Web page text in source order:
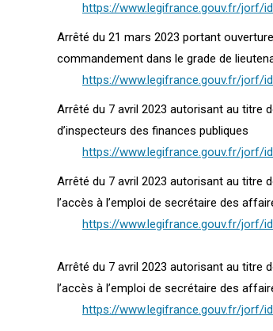
https://www.legifrance.gouv.fr/jorf/
Arrêté du 21 mars 2023 portant
commandement dans le grade de
https://www.legifrance.gouv.fr/jorf/
Arrêté du 7 avril 2023 autorisant au titre
d’inspecteurs des finances publiques
https://www.legifrance.gouv.fr/jorf/
Arrêté du 7 avril 2023 autorisant au titre
l’accès à l’emploi de secrétaire des
https://www.legifrance.gouv.fr/jorf/
Arrêté du 7 avril 2023 autorisant au titre
l’accès à l’emploi de secrétaire des
https://www.legifrance.gouv.fr/jorf/